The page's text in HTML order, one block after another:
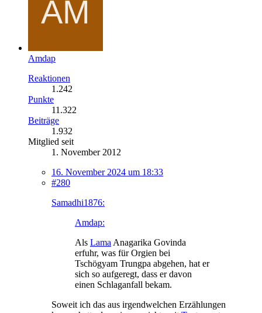
Amdap
Reaktionen
1.242
Punkte
11.322
Beiträge
1.932
Mitglied seit
1. November 2012
16. November 2024 um 18:33
#280
Samadhi1876:
Amdap:
Als Lama Anagarika Govinda
erfuhr, was für Orgien bei
Tschögyam Trungpa abgehen, hat er
sich so aufgeregt, dass er davon
einen Schlaganfall bekam.
Soweit ich das aus irgendwelchen Erzählungen